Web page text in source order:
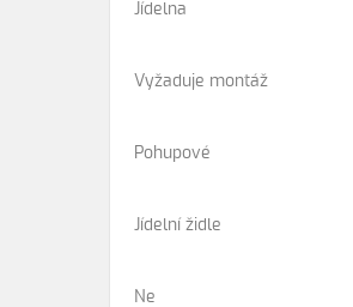
Jídelna
Vyžaduje montáž
Pohupové
Jídelní židle
Ne